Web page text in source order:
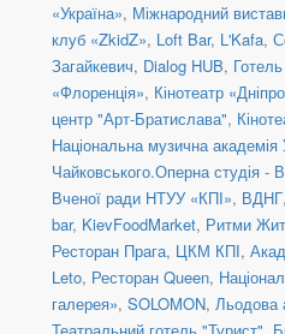
«Україна», Міжнародний
клуб «ZkidZ», Loft Bar, L'Kafa,
Загайкевич, Dialog HUB,
«Флоренція», Кінотеатр
центр "Арт-Братислава",
Національна музична академія
Чайковського.Оперна студія -
Вченої ради НТУУ «КПІ», ВДНГ,
bar, KievFoodMarket, Ритми
Ресторан Прага, ЦКМ КПІ,
Leto, Ресторан Queen,
галерея», SOLOMON, Льодова